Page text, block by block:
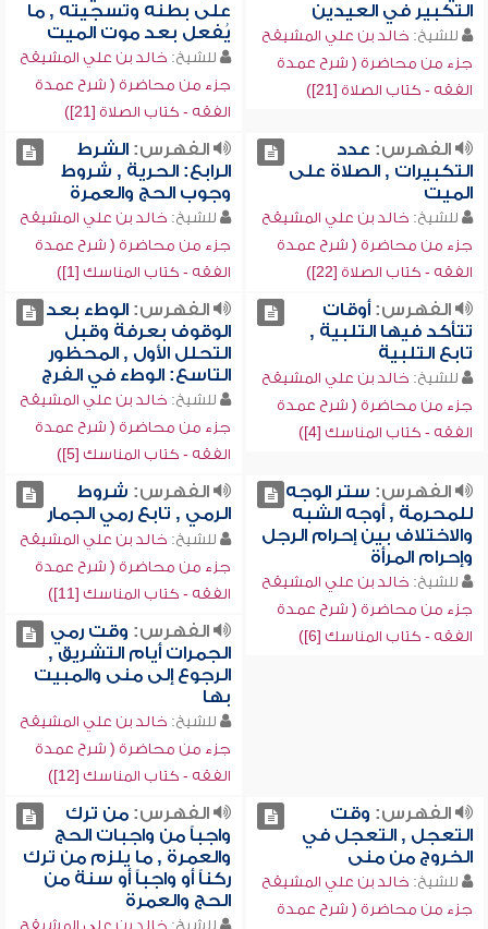
التكبير في العيدين
للشيخ: خالد بن علي المشيقح
جزء من محاضرة ( شرح عمدة
الفقه - كتاب الصلاة [21])
على بطنه وتسجيته , ما
يُفعل بعد موت الميت
للشيخ: خالد بن علي المشيقح
جزء من محاضرة ( شرح عمدة
الفقه - كتاب الصلاة [21])
الفهرس: عدد
التكبيرات , الصلاة على
الميت
للشيخ: خالد بن علي المشيقح
جزء من محاضرة ( شرح عمدة
الفقه - كتاب الصلاة [22])
الفهرس:الشرط
الرابع: الحرية , شروط
وجوب الحج والعمرة
للشيخ: خالد بن علي المشيقح
جزء من محاضرة ( شرح عمدة
الفقه - كتاب المناسك [1])
الفهرس:أوقات
تتأكد فيها التلبية ,
تابع التلبية
للشيخ: خالد بن علي المشيقح
جزء من محاضرة ( شرح عمدة
الفقه - كتاب المناسك [4])
الفهرس:الوطء بعد
الوقوف بعرفة وقبل
التحلل الأول , المحظور
التاسع: الوطء في الفرج
للشيخ: خالد بن علي المشيقح
جزء من محاضرة ( شرح عمدة
الفقه - كتاب المناسك [5])
الفهرس: ستر الوجه
للمحرمة , أوجه الشبه
والاختلاف بين إحرام الرجل
وإحرام المرأة
للشيخ: خالد بن علي المشيقح
جزء من محاضرة ( شرح عمدة
الفقه - كتاب المناسك [6])
الفهرس: شروط
الرمي , تابع رمي الجمار
للشيخ: خالد بن علي المشيقح
جزء من محاضرة ( شرح عمدة
الفقه - كتاب المناسك [11])
الفهرس: وقت رمي
الجمرات أيام التشريق ,
الرجوع إلى منى والمبيت
بها
للشيخ: خالد بن علي المشيقح
جزء من محاضرة ( شرح عمدة
الفقه - كتاب المناسك [12])
الفهرس: وقت
التعجل , التعجل في
الخروج من منى
للشيخ: خالد بن علي المشيقح
جزء من محاضرة ( شرح عمدة
الفهرس:من ترك
واجباً من واجبات الحج
والعمرة , ما يلزم من ترك
ركناً أو واجباً أو سنة من
الحج والعمرة
للشيخ: خالد بن علي المشيقح